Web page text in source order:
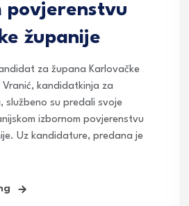
povjerenstvu
županije
za župana Karlovačke
Vranić, kandidatkinja za
službeno su predali svoje
izbornom povjerenstvu
Uz kandidature, predana je